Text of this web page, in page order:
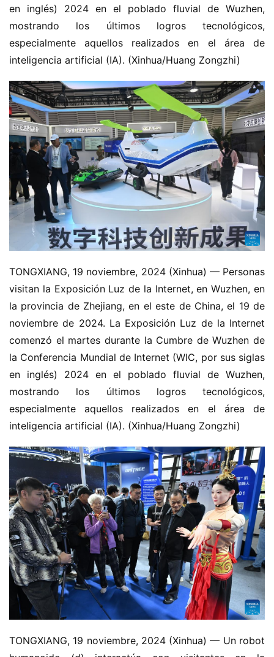
en inglés) 2024 en el poblado fluvial de Wuzhen,
mostrando los últimos logros tecnológicos,
especialmente aquellos realizados en el área de
inteligencia artificial (IA). (Xinhua/Huang Zongzhi)
TONGXIANG, 19 noviembre, 2024 (Xinhua) — Personas
visitan la Exposición Luz de la Internet, en Wuzhen, en
la provincia de Zhejiang, en el este de China, el 19 de
noviembre de 2024. La Exposición Luz de la Internet
comenzó el martes durante la Cumbre de Wuzhen de
la Conferencia Mundial de Internet (WIC, por sus siglas
en inglés) 2024 en el poblado fluvial de Wuzhen,
mostrando los últimos logros tecnológicos,
especialmente aquellos realizados en el área de
inteligencia artificial (IA). (Xinhua/Huang Zongzhi)
TONGXIANG, 19 noviembre, 2024 (Xinhua) — Un robot